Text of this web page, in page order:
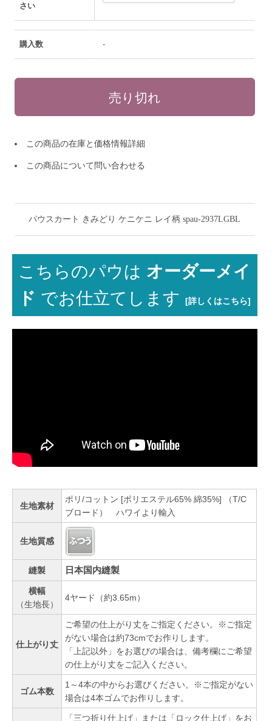
さい
購入数 -
この商品の在庫と価格情報詳細
この商品について問い合わせる
パウスカート きみどり ケニケニ レイ柄 spau-2937LGBL
こちらのパウは オーダーメイ
ド でお仕立てします[詳しくはこちら]
生地素材
ポリ/コットン [ポリエステル65% 綿35%] （T/C
ブロード） ハワイより輸入
生地質感
縫製 日本国内縫製
横幅
（生地長）
4ヤード（約3.65m）
仕上がり丈
ご希望の仕上がり丈をご指定ください。※ご指定
がない場合は約73cmでお作りします。
「上記以外」をお選びの場合は、備考欄にご希望
の仕上がり丈をご記入ください。
ゴム本数
1～4本の中からお選びください。※ご指定がない
場合は4本ゴムでお作りします。
「三つ折り仕上げ」または「ロック仕上げ」をお